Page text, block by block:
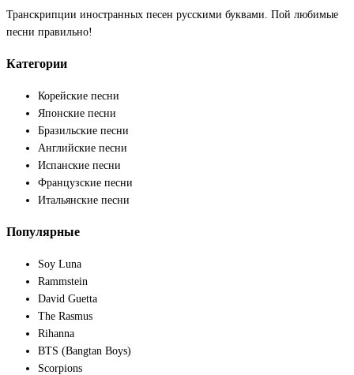
Транскрипции иностранных песен русскими буквами. Пой любимые
песни правильно!
Категории
Корейские песни
Японские песни
Бразильские песни
Английские песни
Испанские песни
Французские песни
Итальянские песни
Популярные
Soy Luna
Rammstein
David Guetta
The Rasmus
Rihanna
BTS (Bangtan Boys)
Scorpions